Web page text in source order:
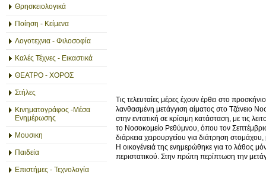
Θρησκειολογικά
Ποίηση - Κείμενα
Λογοτεχνια - Φιλοσοφία
Καλές Τέχνες - Εικαστικά
ΘΕΑΤΡΟ - ΧΟΡΟΣ
Στήλες
Κινηματογράφος -Μέσα
Ενημέρωσης
Μουσικη
Παιδεία
Επιστήμες - Τεχνολογία
Τις τελευταίες μέρες έχουν έρθει στο
λανθασμένη μετάγγιση αίματος στο Τζάνειο
στην εντατική σε κρίσιμη κατάσταση, με τις
το Νοσοκομείο Ρεθύμνου, όπου τον
διάρκεια χειρουργείου για διάτρηση στομάχου,
Η οικογένειά της ενημερώθηκε για το λάθος
περιστατικού. Στην πρώτη περίπτωση την